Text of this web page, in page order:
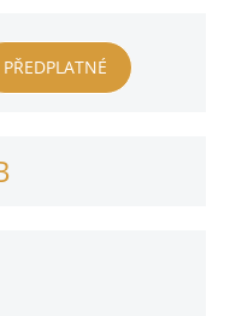
PŘEDPLATNÉ